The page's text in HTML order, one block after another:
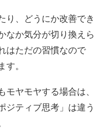
り、どうにか改善でき
なか気分が切り換えら
はただの習慣なので
。
モヤモヤする場合は、
ジティブ思考」は違う